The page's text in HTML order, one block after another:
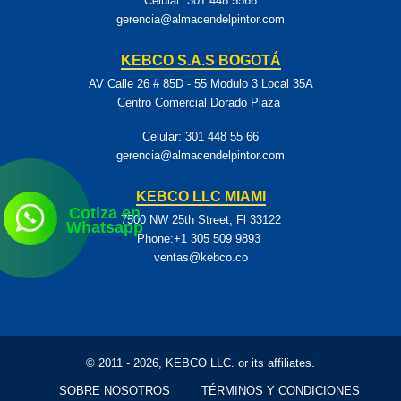
Cotiza en
Whatsapp
gerencia@almacendelpintor.com
KEBCO S.A.S BOGOTÁ
AV Calle 26 # 85D - 55 Modulo 3 Local 35A
Centro Comercial Dorado Plaza
Celular: 301 448 55 66
gerencia@almacendelpintor.com
KEBCO LLC MIAMI
7500 NW 25th Street, Fl 33122
Phone:+1 305 509 9893
ventas@kebco.co
© 2011 - 2026, KEBCO LLC. or its affiliates.
SOBRE NOSOTROS TÉRMINOS Y CONDICIONES